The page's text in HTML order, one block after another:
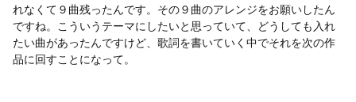
れなくて９曲残ったんです。その９曲のアレンジをお願いしたん
ですね。こういうテーマにしたいと思っていて、どうしても入れ
たい曲があったんですけど、歌詞を書いていく中でそれを次の作
品に回すことになって。